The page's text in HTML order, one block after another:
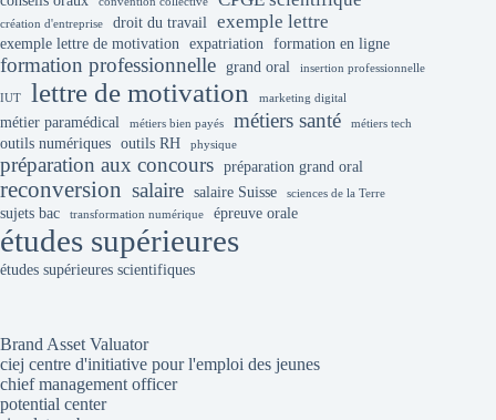
création d'entreprise droit du travail exemple lettre
exemple lettre de motivation expatriation formation en ligne
formation professionnelle grand oral insertion professionnelle
IUT lettre de motivation marketing digital
métier paramédical métiers bien payés métiers santé métiers tech
outils numériques outils RH physique
préparation aux concours préparation grand oral
reconversion salaire salaire Suisse sciences de la Terre
sujets bac transformation numérique épreuve orale
études supérieures
études supérieures scientifiques
Brand Asset Valuator
ciej centre d'initiative pour l'emploi des jeunes
chief management officer
potential center